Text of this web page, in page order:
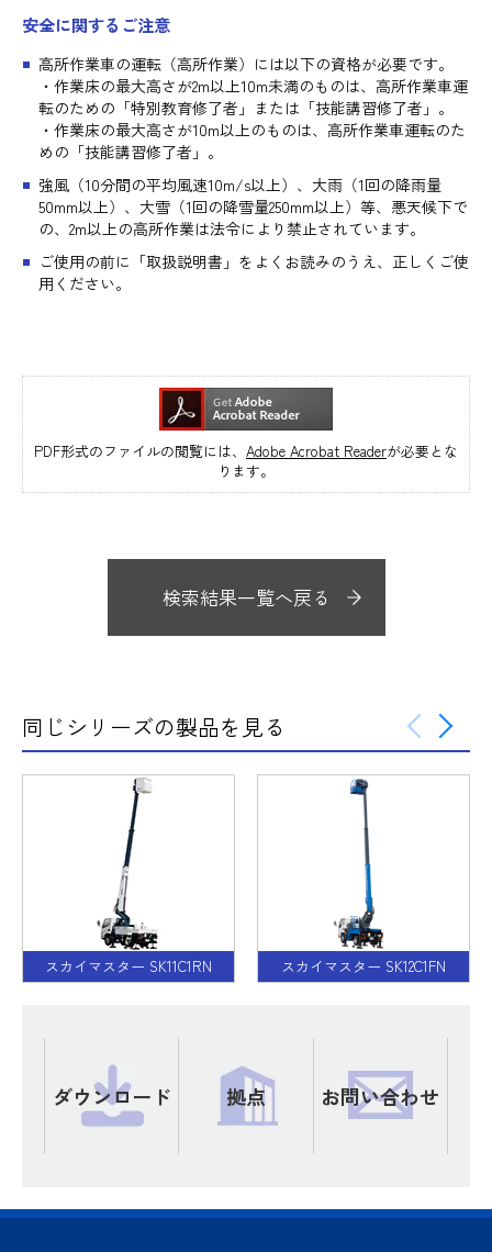
安全に関するご注意
高所作業車の運転（高所作業）には以下の資格が必要です。
・作業床の最大高さが2m以上10m未満のものは、高所作業車運
転のための「特別教育修了者」または「技能講習修了者」。
・作業床の最大高さが10m以上のものは、高所作業車運転のた
めの「技能講習修了者」。
強風（10分間の平均風速10m/s以上）、大雨（1回の降雨量
50mm以上）、大雪（1回の降雪量250mm以上）等、悪天候下で
の、2m以上の高所作業は法令により禁止されています。
ご使用の前に「取扱説明書」をよくお読みのうえ、正しくご使
用ください。
PDF形式のファイルの閲覧には、 Adobe Acrobat Readerが必要とな
ります。
検索結果一覧へ戻る
同じシリーズの製品を見る
スカイマスター SK11C1RN スカイマスター SK12C1FN
ダウンロード 拠点 お問い合わせ